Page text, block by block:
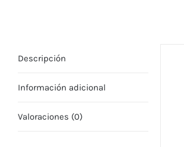
Descripción
Información adicional
Valoraciones (0)